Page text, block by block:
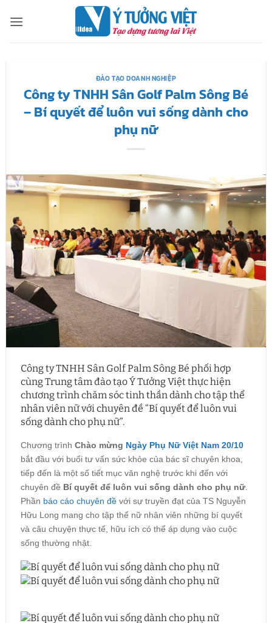
qua
ĐÀO TẠO DOANH NGHIỆP
Công ty TNHH Sân Golf Palm Sông Bé
– Bí quyết để luôn vui sống dành cho
phụ nữ
Công ty TNHH Sân Golf Palm Sông Bé phối hợp
cùng Trung tâm đào tạo Ý Tưởng Việt thực hiện
chương trình chăm sóc tinh thần dành cho tập thể
nhân viên nữ với chuyên đề “Bí quyết để luôn vui
sống dành cho phụ nữ”.
Chương trình Chào mừng Ngày Phụ Nữ Việt Nam 20/10
bắt đầu với buổi tư vấn sức khỏe của bác sĩ chuyên khoa,
tiếp đến là một số tiết mục văn nghệ trước khi đến với
chuyên đề Bí quyết để luôn vui sống dành cho phụ nữ.
Phần báo cáo chuyên đềvới sự truyền đạt của TS Nguyễn
Hữu Long mang cho tập thể nữ nhân viên những bí quyết
và câu chuyện thực tế, hữu ích có thể áp dụng vào cuộc
sống thường nhật.